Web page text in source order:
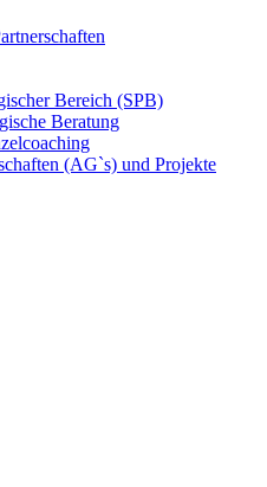
Bereich (SPB)
Beratung
(AG`s) und Projekte